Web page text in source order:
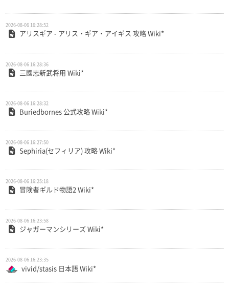
2026-08-06 16:28:52
アリスギア - アリス・ギア・アイギス 攻略 Wiki*
2026-08-06 16:28:36
三國志新武将用 Wiki*
2026-08-06 16:28:32
Buriedbornes 公式攻略 Wiki*
2026-08-06 16:27:50
Sephiria(セフィリア) 攻略 Wiki*
2026-08-06 16:25:18
冒険者ギルド物語2 Wiki*
2026-08-06 16:23:58
ジャガーマンシリーズ Wiki*
2026-08-06 16:23:35
vivid/stasis 日本語 Wiki*